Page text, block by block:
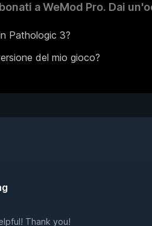
a WeMod Pro. Dai
Pathologic 3?
del mio gioco?
Thank you!